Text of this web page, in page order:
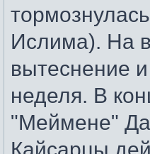
Ислима). На
вытеснение
неделя. В
"Меймене"